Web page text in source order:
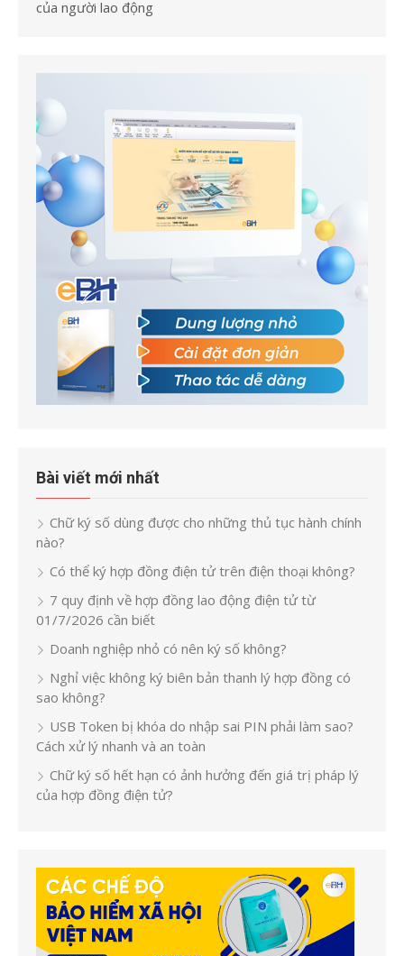
của người lao động
Bài viết mới nhất
Chữ ký số dùng được cho những thủ tục hành chính
nào?
Có thể ký hợp đồng điện tử trên điện thoại không?
7 quy định về hợp đồng lao động điện tử từ
01/7/2026 cần biết
Doanh nghiệp nhỏ có nên ký số không?
Nghỉ việc không ký biên bản thanh lý hợp đồng có
sao không?
USB Token bị khóa do nhập sai PIN phải làm sao?
Cách xử lý nhanh và an toàn
Chữ ký số hết hạn có ảnh hưởng đến giá trị pháp lý
của hợp đồng điện tử?